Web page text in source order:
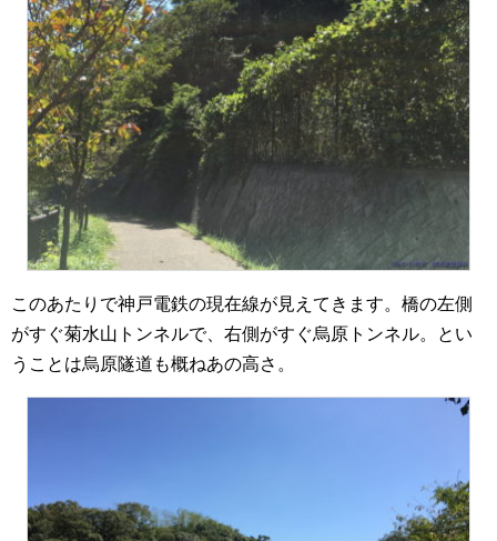
このあたりで神戸電鉄の現在線が見えてきます。橋の左側
がすぐ菊水山トンネルで、右側がすぐ烏原トンネル。とい
うことは烏原隧道も概ねあの高さ。